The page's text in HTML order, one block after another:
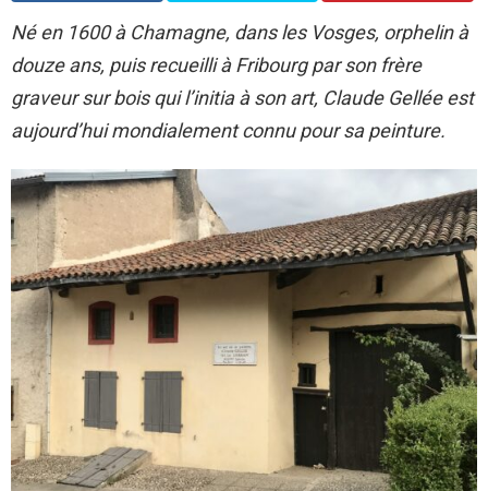
Né en 1600 à Chamagne, dans les Vosges, orphelin à
douze ans, puis recueilli à Fribourg par son frère
graveur sur bois qui l’initia à son art, Claude Gellée est
aujourd’hui mondialement connu pour sa peinture.